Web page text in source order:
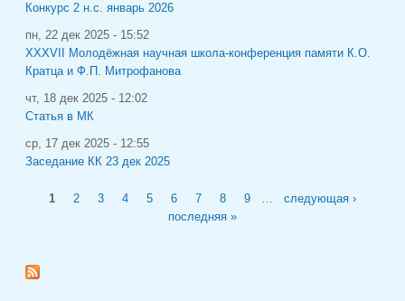
Конкурс 2 н.с. январь 2026
пн, 22 дек 2025 - 15:52
XXXVII Молодёжная научная школа-конференция памяти К.О.
Кратца и Ф.П. Митрофанова
чт, 18 дек 2025 - 12:02
Статья в МК
ср, 17 дек 2025 - 12:55
Заседание КК 23 дек 2025
Страницы
1 2 3 4 5 6 7 8 9
следующая ›
последняя »